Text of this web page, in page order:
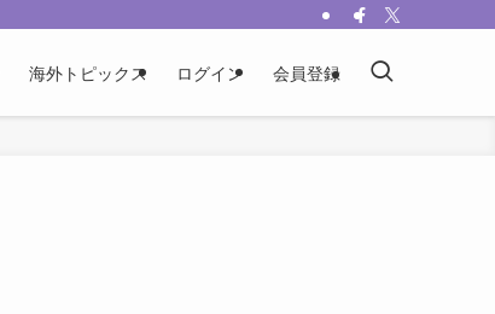
海外トピックス ログイン 会員登録